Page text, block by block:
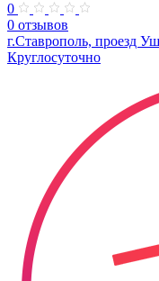
0
0 отзывов
г.Ставрополь, проезд
Круглосуточно